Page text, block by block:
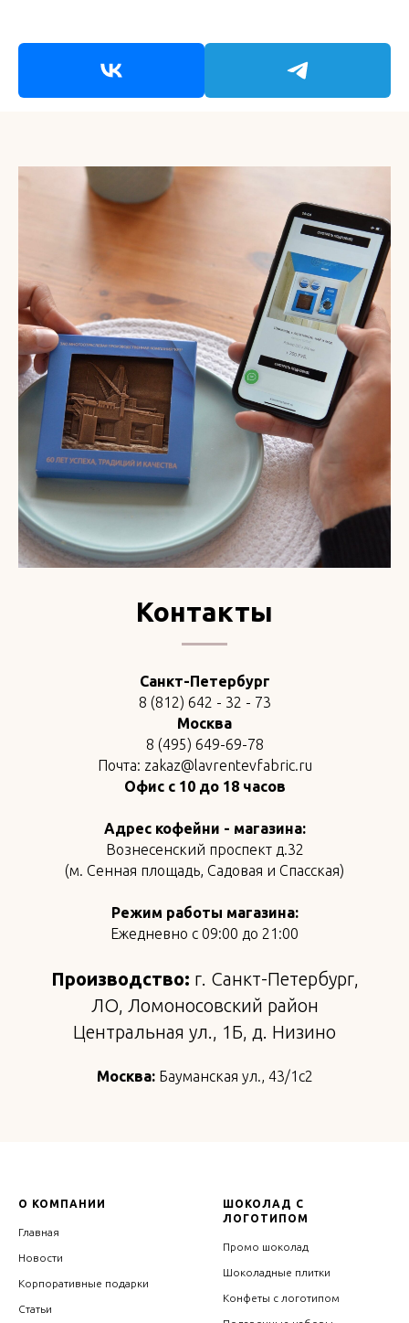
Контакты
Санкт-Петербург
8 (812) 642 - 32 - 73
Москва
8 (495) 649-69-78
Почта: zakaz@lavrentevfabric.ru
Офис с 10 до 18 часов
Адрес кофейни - магазина:
Вознесенский проспект д.32
(м. Сенная площадь, Садовая и Спасская)
Режим работы магазина:
Ежедневно с 09:00 до 21:00
Производство: г. Санкт-Петербург,
ЛО, Ломоносовский район
Центральная ул., 1Б, д. Низино
Москва:Бауманская ул., 43/1с2
О КОМПАНИИ
Главная
Новости
Корпоративные подарки
Статьи
ШОКОЛАД С
ЛОГОТИПОМ
Промо шоколад
Шоколадные плитки
Конфеты с логотипом